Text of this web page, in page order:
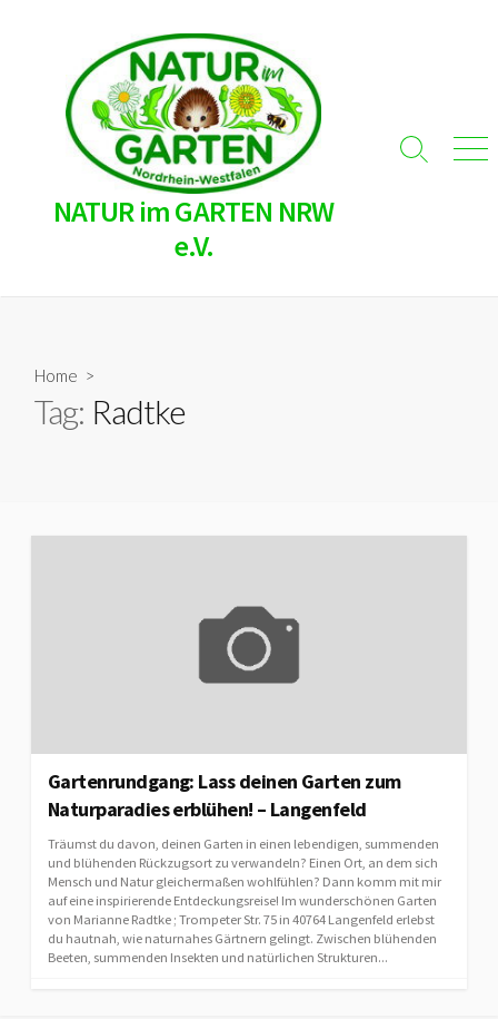
content
NATUR im GARTEN NRW
e.V.
Search
Home >
Tag: Radtke
Gartenrundgang: Lass deinen Garten zum
Naturparadies erblühen! – Langenfeld
Träumst du davon, deinen Garten in einen lebendigen, summenden
und blühenden Rückzugsort zu verwandeln? Einen Ort, an dem sich
Mensch und Natur gleichermaßen wohlfühlen? Dann komm mit mir
auf eine inspirierende Entdeckungsreise! Im wunderschönen Garten
von Marianne Radtke ; Trompeter Str. 75 in 40764 Langenfeld erlebst
du hautnah, wie naturnahes Gärtnern gelingt. Zwischen blühenden
Beeten, summenden Insekten und natürlichen Strukturen...